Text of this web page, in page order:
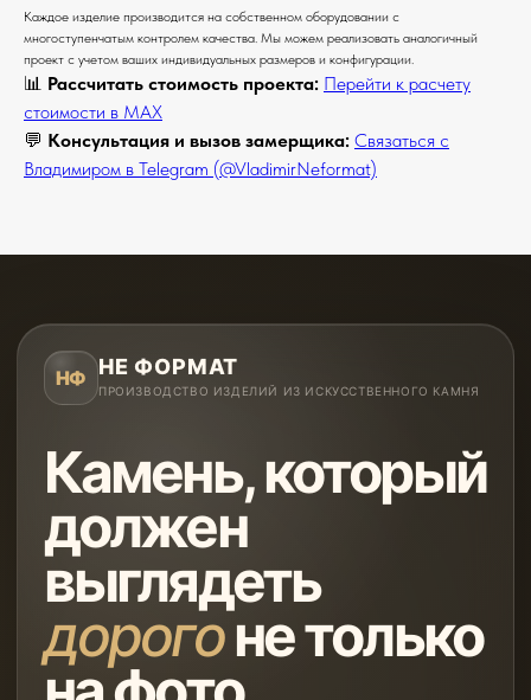
Каждое изделие производится на собственном оборудовании с
многоступенчатым контролем качества. Мы можем реализовать аналогичный
проект с учетом ваших индивидуальных размеров и конфигурации.
📊 Рассчитать стоимость проекта: Перейти к расчету
стоимости в MAX
💬 Консультация и вызов замерщика: Связаться с
Владимиром в Telegram (@VladimirNeformat)
НФ НЕ ФОРМАТ
ПРОИЗВОДСТВО ИЗДЕЛИЙ ИЗ ИСКУССТВЕННОГО КАМНЯ
Камень, который
должен
выглядеть
дорогоне только